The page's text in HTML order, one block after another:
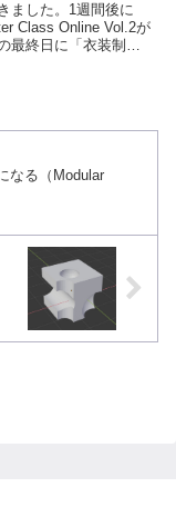
ました。1週間後に
Class Online Vol.2が
最終日に「衣装制作
なる（Modular